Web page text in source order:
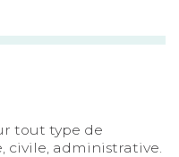
tout type de
civile, administrative.